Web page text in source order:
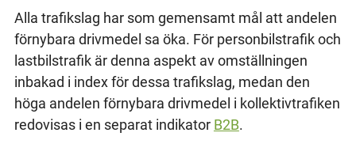
Alla trafikslag har som gemensamt mål att andelen
förnybara drivmedel sa öka. För personbilstrafik och
lastbilstrafik är denna aspekt av omställningen
inbakad i index för dessa trafikslag, medan den
höga andelen förnybara drivmedel i kollektivtrafiken
redovisas i en separat indikator B2B.